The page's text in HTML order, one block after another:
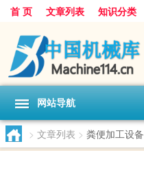
首 页 文章列表 知识分类
网站导航
> 文章列表 > 粪便加工设备